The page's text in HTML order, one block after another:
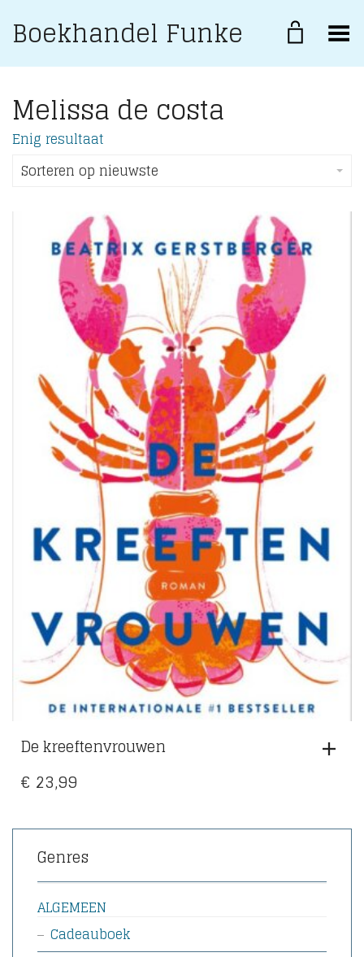
Boekhandel Funke Toggle Menu
Melissa de costa
Enig resultaat
Sorteren op nieuwste
De kreeftenvrouwen
€ 23,99
Genres
ALGEMEEN
Cadeauboek